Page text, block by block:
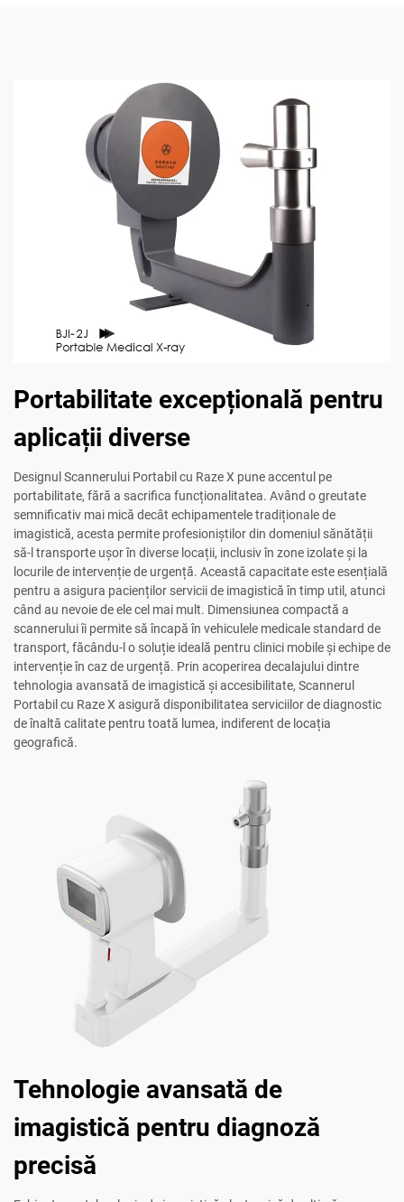
Portabilitate excepțională pentru
aplicații diverse
Designul Scannerului Portabil cu Raze X pune accentul pe
portabilitate, fără a sacrifica funcționalitatea. Având o greutate
semnificativ mai mică decât echipamentele tradiționale de
imagistică, acesta permite profesioniștilor din domeniul sănătății
să-l transporte ușor în diverse locații, inclusiv în zone izolate și la
locurile de intervenție de urgență. Această capacitate este esențială
pentru a asigura pacienților servicii de imagistică în timp util, atunci
când au nevoie de ele cel mai mult. Dimensiunea compactă a
scannerului îi permite să încapă în vehiculele medicale standard de
transport, făcându-l o soluție ideală pentru clinici mobile și echipe de
intervenție în caz de urgență. Prin acoperirea decalajului dintre
tehnologia avansată de imagistică și accesibilitate, Scannerul
Portabil cu Raze X asigură disponibilitatea serviciilor de diagnostic
de înaltă calitate pentru toată lumea, indiferent de locația
geografică.
Tehnologie avansată de
imagistică pentru diagnoză
precisă